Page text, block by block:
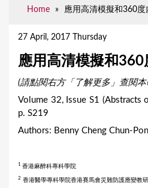
Home » 應用高清模擬和360
27 April, 2017 Thursday
應用高清模擬和
(請點閱右方「了解更多」查閱
Volume 32, Issue S1
p. S219
Authors: Benny Cheng Chun-
1 香港麻醉科專科學院
2 香港醫學專科學院香港賽馬會災難防護應變教